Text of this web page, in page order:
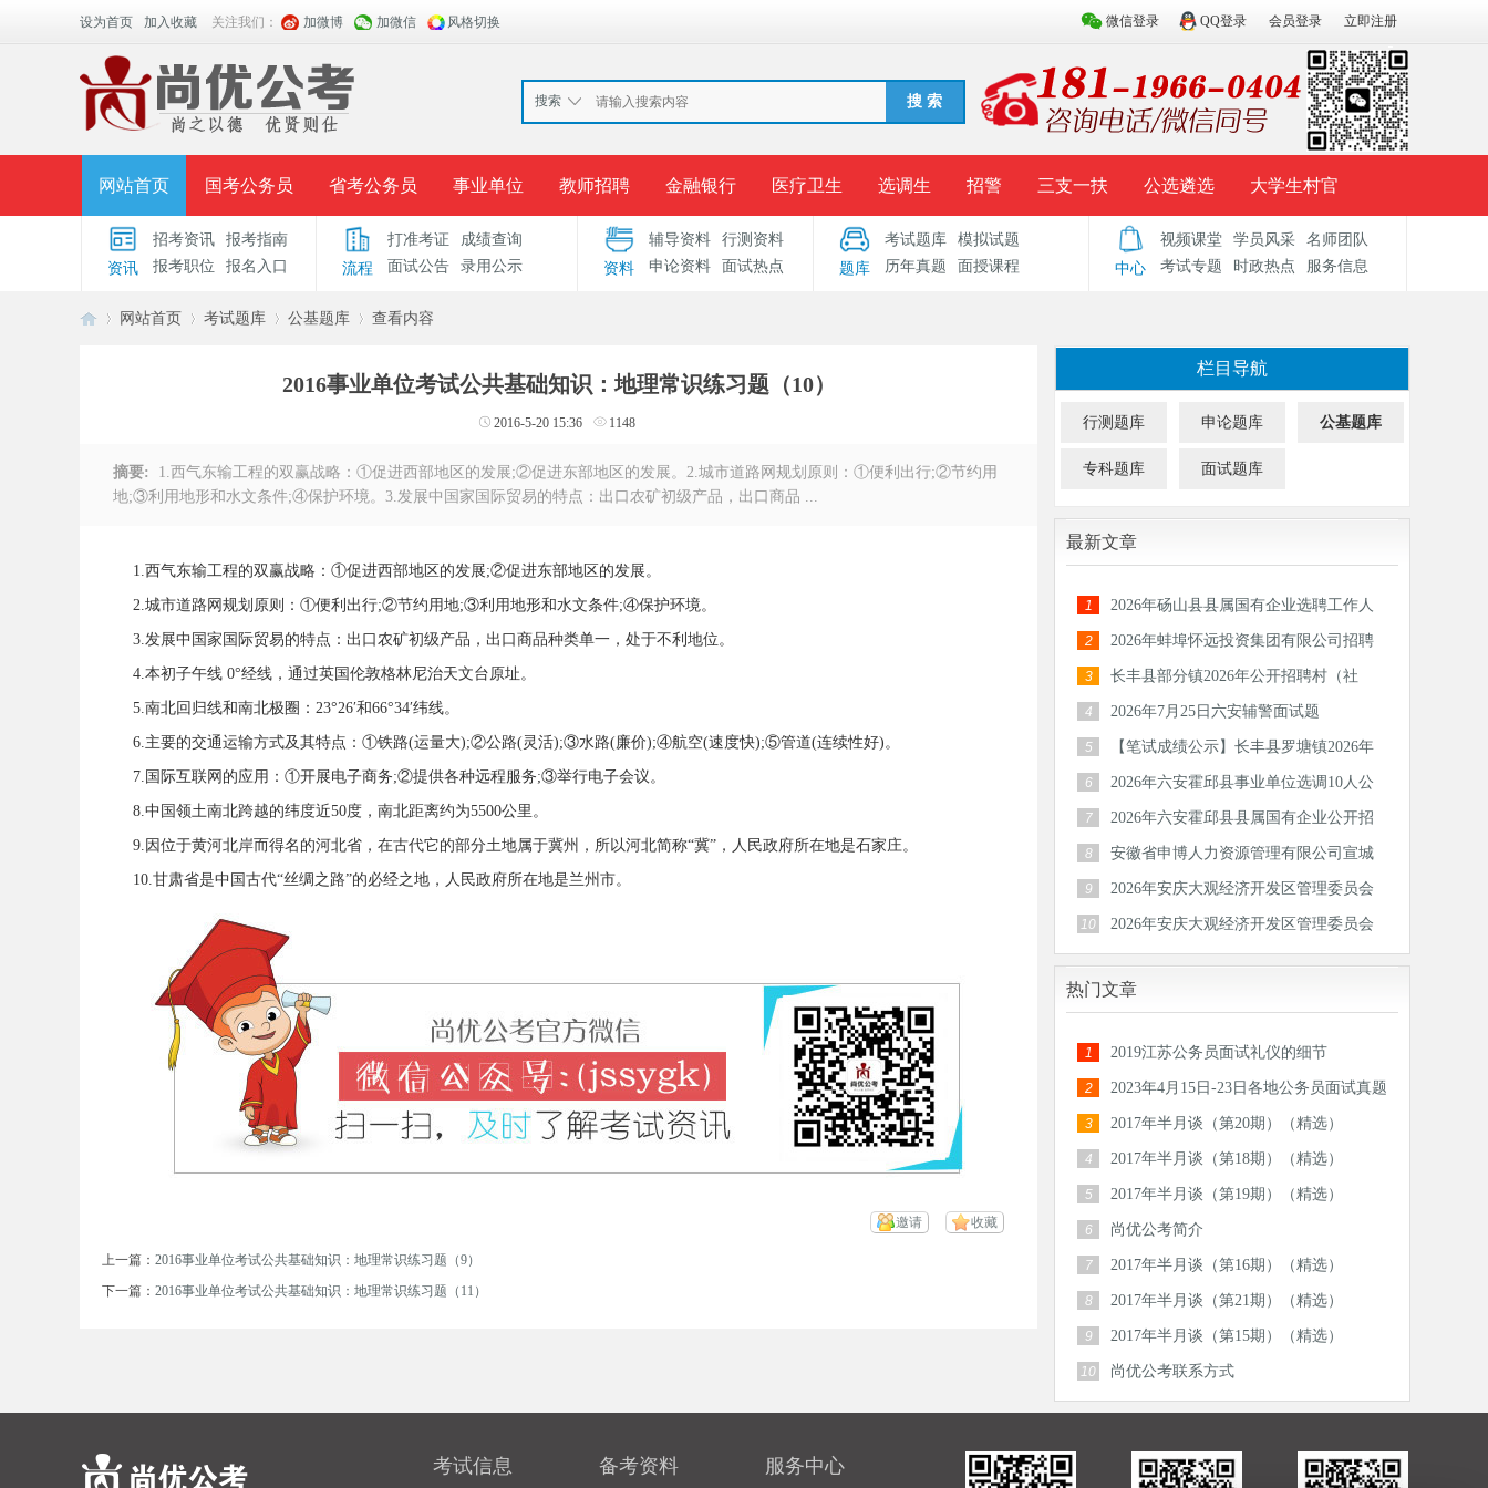
微信登录 QQ登录 会员登录 立即注册
设为首页 加入收藏 关注我们： 加微博 加微信 风格切换
搜索 搜 索
网站首页 国考公务员 省考公务员 事业单位 教师招聘 金融银行 医疗卫生 选调生 招警 三支一扶 公选遴选 大学生村官
面授课程 招考公告 面试公告 报考指导 准考证打印 成绩查询 录用公示 考试题库 辅导资料 历年真题 模拟试题
时政热点 视频课堂 名师团队 学员风采
资讯
招考资讯
报考指南
报考职位
报名入口 流程
打准考证
成绩查询
面试公告
录用公示 资料
辅导资料
行测资料
申论资料
面试热点 题库
考试题库
模拟试题
历年真题
面授课程 中心
视频课堂 学员风采
名师团队
考试专题
时政热点 服务信息
网站首页 考试题库 公基题库 查看内容
2016事业单位考试公共基础知识：地理常识练习题（10）
2016-5-20 15:36 1148
摘要: 1.西气东输工程的双赢战略：①促进西部地区的发展;②促进东部地区的发展。2.城市道路网规划原则：①便利出行;②节约用
地;③利用地形和水文条件;④保护环境。3.发展中国家国际贸易的特点：出口农矿初级产品，出口商品 ...
1.西气东输工程的双赢战略：①促进西部地区的发展;②促进东部地区的发展。
2.城市道路网规划原则：①便利出行;②节约用地;③利用地形和水文条件;④保护环境。
3.发展中国家国际贸易的特点：出口农矿初级产品，出口商品种类单一，处于不利地位。
4.本初子午线 0°经线，通过英国伦敦格林尼治天文台原址。
5.南北回归线和南北极圈：23°26′和66°34′纬线。
6.主要的交通运输方式及其特点：①铁路(运量大);②公路(灵活);③水路(廉价);④航空(速度快);⑤管道(连续性好)。
7.国际互联网的应用：①开展电子商务;②提供各种远程服务;③举行电子会议。
8.中国领土南北跨越的纬度近50度，南北距离约为5500公里。
9.因位于黄河北岸而得名的河北省，在古代它的部分土地属于冀州，所以河北简称“冀”，人民政府所在地是石家庄。
10.甘肃省是中国古代“丝绸之路”的必经之地，人民政府所在地是兰州市。
收藏
邀请
上一篇： 2016事业单位考试公共基础知识：地理常识练习题（9）
下一篇： 2016事业单位考试公共基础知识：地理常识练习题（11）
栏目导航
行测题库 申论题库 公基题库
专科题库 面试题库
最新文章
1
2026年砀山县县属国有企业选聘工作人
员公告
2
2026年蚌埠怀远投资集团有限公司招聘
30人公
3
长丰县部分镇2026年公开招聘村（社
区）后备
4 2026年7月25日六安辅警面试题
5
【笔试成绩公示】长丰县罗塘镇2026年
公开招
6
2026年六安霍邱县事业单位选调10人公
告
7
2026年六安霍邱县县属国有企业公开招
聘工作
8
安徽省申博人力资源管理有限公司宣城
分公司
9
2026年安庆大观经济开发区管理委员会
公开招
10
2026年安庆大观经济开发区管理委员会
公开招
热门文章
1 2019江苏公务员面试礼仪的细节
2
2023年4月15日-23日各地公务员面试真题
汇总
3 2017年半月谈（第20期）（精选）
4 2017年半月谈（第18期）（精选）
5 2017年半月谈（第19期）（精选）
6 尚优公考简介
7 2017年半月谈（第16期）（精选）
8 2017年半月谈（第21期）（精选）
9 2017年半月谈（第15期）（精选）
10 尚优公考联系方式
考试信息 备考资料 服务中心